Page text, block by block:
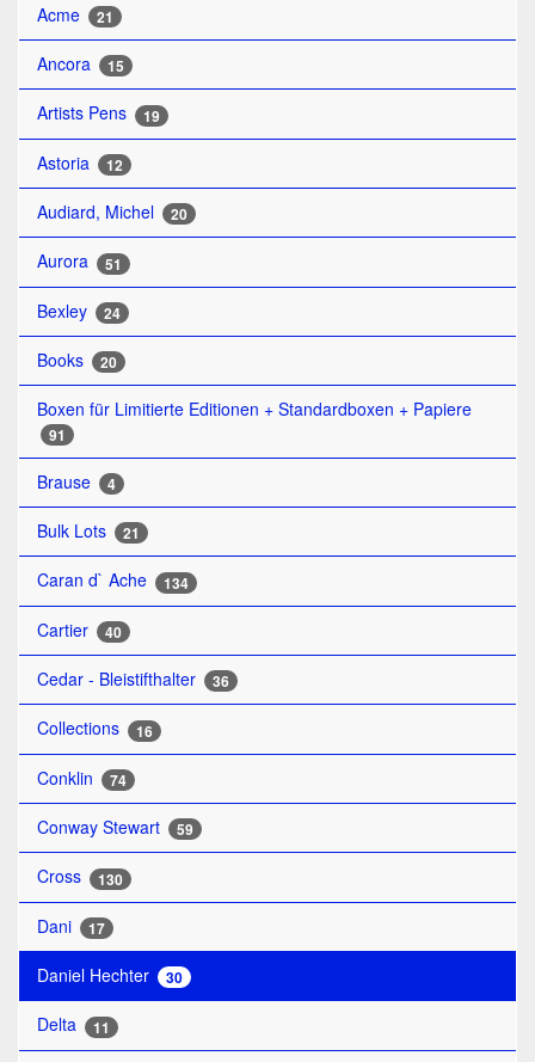
Acme 21
Ancora 15
Artists Pens 19
Astoria 12
Audiard, Michel 20
Aurora 51
Bexley 24
Books 20
Boxen für Limitierte Editionen + Standardboxen + Papiere
91
Brause 4
Bulk Lots 21
Caran d` Ache 134
Cartier 40
Cedar - Bleistifthalter 36
Collections 16
Conklin 74
Conway Stewart 59
Cross 130
Dani 17
Daniel Hechter 30
Delta 11